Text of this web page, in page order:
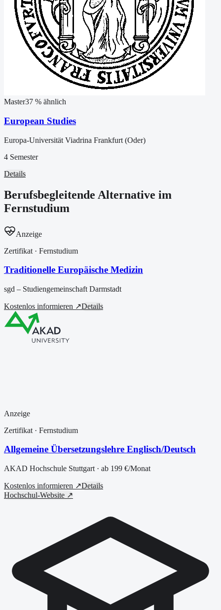
Master37 % ähnlich
European Studies
Europa-Universität Viadrina Frankfurt (Oder)
4 Semester
Details
Berufsbegleitende Alternative im
Fernstudium
Anzeige
Zertifikat · Fernstudium
Traditionelle Europäische Medizin
sgd – Studiengemeinschaft Darmstadt
Kostenlos informieren ↗Details
Anzeige
Zertifikat · Fernstudium
Allgemeine Übersetzungslehre Englisch/Deutsch
AKAD Hochschule Stuttgart · ab 199 €/Monat
Kostenlos informieren ↗Details
Hochschul-Website ↗